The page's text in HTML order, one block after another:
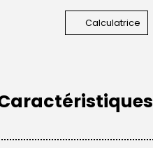
Calculatrice